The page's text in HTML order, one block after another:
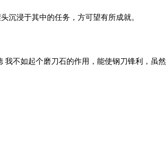
沉浸于其中的任务，方可望有所成就。
不如起个磨刀石的作用，能使钢刀锋利，虽然